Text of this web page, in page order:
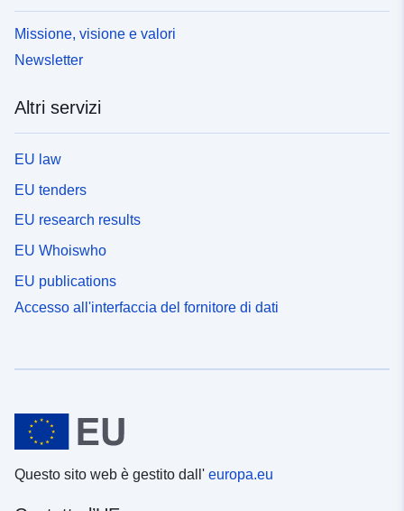
Missione, visione e valori
Newsletter
Altri servizi
EU law
EU tenders
EU research results
EU Whoiswho
EU publications
Accesso all'interfaccia del fornitore di dati
Questo sito web è gestito dall' europa.eu